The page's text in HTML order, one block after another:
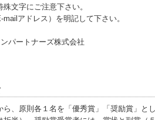
文字にご注意下さい。
アドレス）を明記して下さい。
パートナーズ株式会社
、原則各１名を「優秀賞」「奨励賞」と